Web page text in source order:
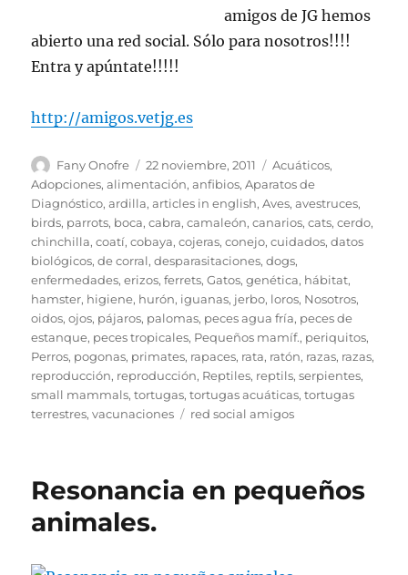
amigos de JG hemos
abierto una red social. Sólo para nosotros!!!!
Entra y apúntate!!!!!
http://amigos.vetjg.es
Autor
Fany Onofre
Publicado
el
22 noviembre, 2011 Categorías
Acuáticos,
Adopciones,alimentación,anfibios,Aparatos de
Diagnóstico,ardilla,articles in english,Aves,avestruces,
birds, parrots, boca,cabra,camaleón,canarios,cats,cerdo,
chinchilla,coatí,cobaya,cojeras,conejo,cuidados,datos
biológicos,de corral,desparasitaciones,dogs,
enfermedades,erizos,ferrets,Gatos,genética, hábitat,
hamster, higiene, hurón, iguanas, jerbo, loros, Nosotros,
oidos,ojos, pájaros, palomas, peces agua fría, peces de
estanque, peces tropicales, Pequeños mamíf., periquitos,
Perros, pogonas, primates, rapaces, rata, ratón, razas, razas,
reproducción, reproducción, Reptiles, reptils,serpientes,
small mammals,tortugas,tortugas acuáticas,tortugas
terrestres,vacunaciones Etiquetas
red social amigos
Resonancia en pequeños
animales.